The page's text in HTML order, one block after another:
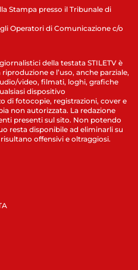
Stampa presso il Tribunale di
Operatori di Comunicazione c/o
della testata STILETV è
e l’uso, anche parziale,
video, filmati, loghi, grafiche
dispositivo
di fotocopie, registrazioni, cover e
non autorizzata. La redazione
presenti sul sito. Non potendo
resta disponibile ad eliminarli su
offensivi e oltraggiosi.